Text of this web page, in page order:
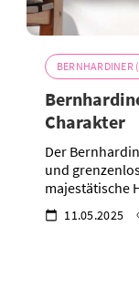
BERNHARDINER
Charakter
Der
und
majestätische
11.05.2025